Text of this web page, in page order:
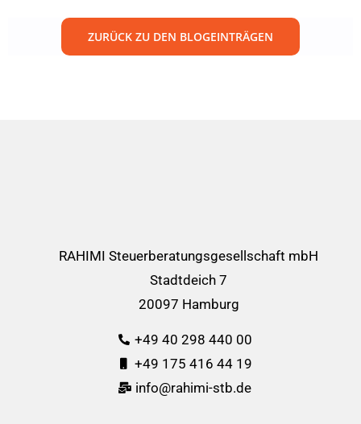
ZURÜCK ZU DEN BLOGEINTRÄGEN
RAHIMI Steuerberatungsgesellschaft mbH
Stadtdeich 7
20097 Hamburg
+49 40 298 440 00
+49 175 416 44 19
info@rahimi-stb.de